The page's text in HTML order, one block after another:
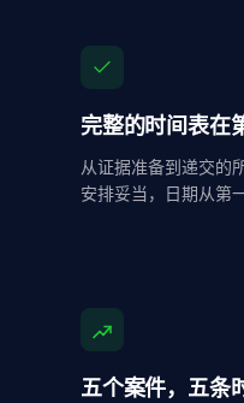
完整的时间表在
从证据准备到递交的
安排妥当，日期从第
五个案件，五条